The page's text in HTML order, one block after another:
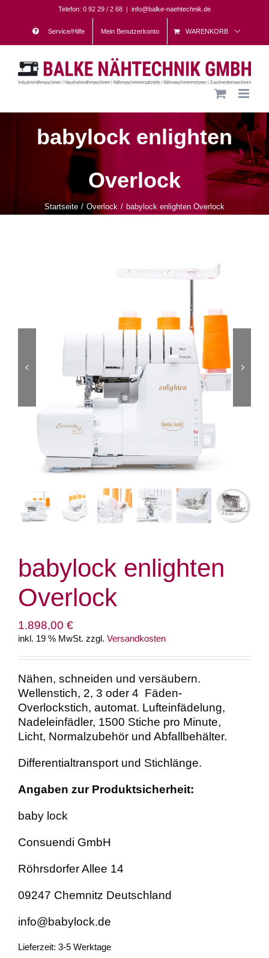
content
Telefon: 0 92 29 / 2 68 | info@balke-naehtechnik.de
Service/Hilfe Mein Benutzerkonto WARENKORB
babylock enlighten
Overlock
Startseite Overlock babylock enlighten Overlock
babylock enlighten
Overlock
1.898,00 €
inkl. 19 % MwSt. zzgl. Versandkosten
Nähen, schneiden und versäubern.
Wellenstich, 2, 3 oder 4 Fäden-
Overlockstich, automat. Lufteinfädelung,
Nadeleinfädler, 1500 Stiche pro Minute,
Licht, Normalzubehör und Abfallbehälter.
Differentialtransport und Stichlänge.
Angaben zur Produktsicherheit:
baby lock
Consuendi GmbH
Röhrsdorfer Allee 14
09247 Chemnitz Deutschland
info@babylock.de
Lieferzeit: 3-5 Werktage